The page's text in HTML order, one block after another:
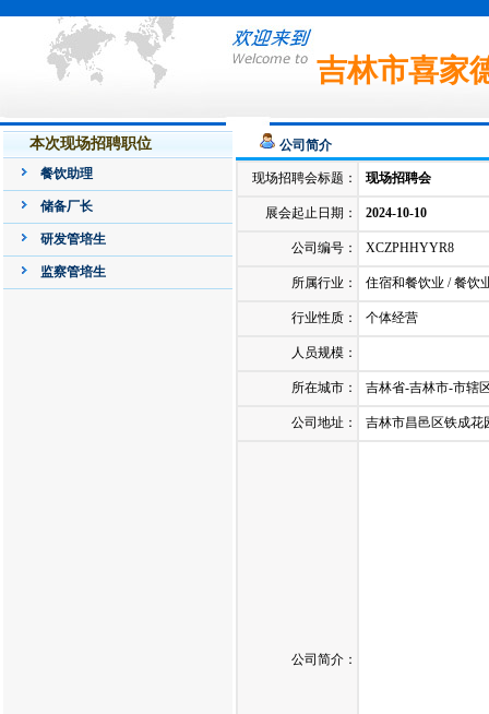
吉林市喜家
本次现场招聘职位
餐饮助理
储备厂长
研发管培生
监察管培生
公司简介
现场招聘会标题： 现场招聘会
展会起止日期： 2024-10-10
公司编号： XCZPHHYYR8
所属行业： 住宿和餐饮业 / 餐饮
行业性质： 个体经营
人员规模：
所在城市： 吉林省-吉林市-市辖
公司地址： 吉林市昌邑区铁成花
公司简介：